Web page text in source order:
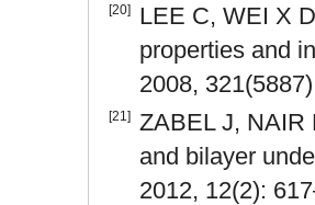
[20]
LEE C, WEI X
properties and
2008,
[21] ZABEL J, NAIR
and bilayer
2012, 12(2):